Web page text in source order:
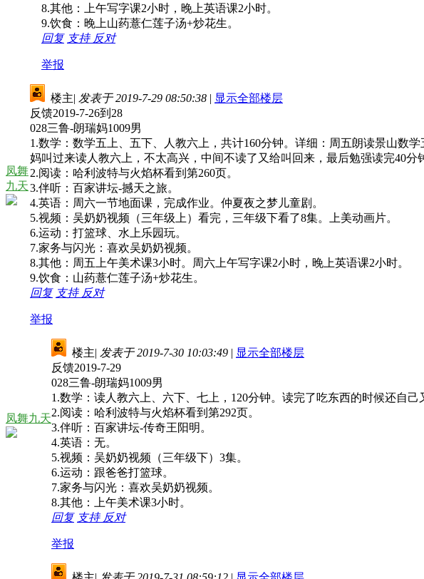
8.其他：上午写字课2小时，晚上英语课2小时。
9.饮食：晚上山药薏仁莲子汤+炒花生。
回复 支持 反对
举报
凤舞
九天
楼主| 发表于 2019-7-29 08:50:38 | 显示全部楼层
反馈2019-7-26到28
028三鲁-朗瑞妈1009男
1.数学：数学五上、五下、人教六上，共计160分钟。详细：周五朗读景山数
妈叫过来读人教六上，不太高兴，中间不读了又给叫回来，最后勉强读完40
2.阅读：哈利波特与火焰杯看到第260页。
3.伴听：百家讲坛-撼天之旅。
4.英语：周六一节地面课，完成作业。仲夏夜之梦儿童剧。
5.视频：吴奶奶视频（三年级上）看完，三年级下看了8集。上美动画片。
6.运动：打篮球、水上乐园玩。
7.家务与闪光：喜欢吴奶奶视频。
8.其他：周五上午美术课3小时。周六上午写字课2小时，晚上英语课2小时。
9.饮食：山药薏仁莲子汤+炒花生。
回复 支持 反对
举报
凤舞九天
楼主| 发表于 2019-7-30 10:03:49 | 显示全部楼层
反馈2019-7-29
028三鲁-朗瑞妈1009男
1.数学：读人教六上、六下、七上，120分钟。读完了吃东西的时候还自己
2.阅读：哈利波特与火焰杯看到第292页。
3.伴听：百家讲坛-传奇王阳明。
4.英语：无。
5.视频：吴奶奶视频（三年级下）3集。
6.运动：跟爸爸打篮球。
7.家务与闪光：喜欢吴奶奶视频。
8.其他：上午美术课3小时。
回复 支持 反对
举报